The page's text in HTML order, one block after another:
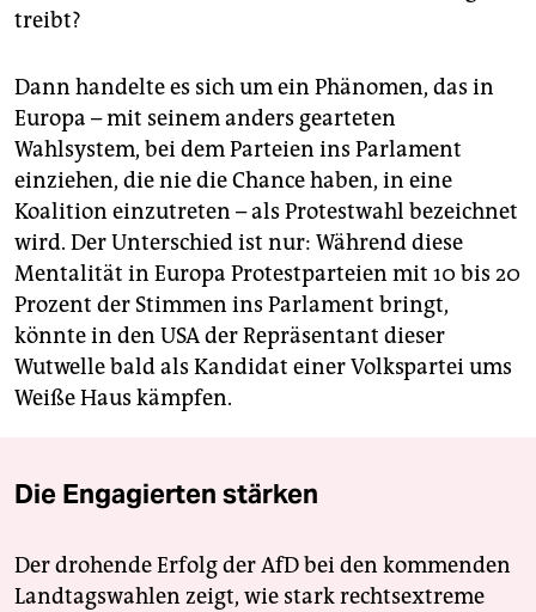
treibt?
Dann handelte es sich um ein Phänomen, das in
Europa – mit seinem anders gearteten
Wahlsystem, bei dem Parteien ins Parlament
einziehen, die nie die Chance haben, in eine
Koalition einzutreten – als Protestwahl bezeichnet
wird. Der Unterschied ist nur: Während diese
Mentalität in Europa Protestparteien mit 10 bis 20
Prozent der Stimmen ins Parlament bringt,
könnte in den USA der Repräsentant dieser
Wutwelle bald als Kandidat einer Volkspartei ums
Weiße Haus kämpfen.
Die Engagierten stärken
Der drohende Erfolg der AfD bei den kommenden
Landtagswahlen zeigt, wie stark rechtsextreme